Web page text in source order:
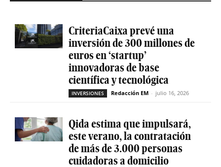
CriteriaCaixa prevé una
inversión de 300 millones de
euros en ‘startup’
innovadoras de base
científica y tecnológica
INVERSIONES Redacción EM - julio 16, 2026
Qida estima que impulsará,
este verano, la contratación
de más de 3.000 personas
cuidadoras a domicilio